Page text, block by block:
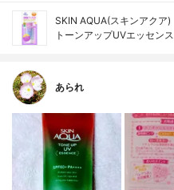
SKIN AQUA(スキンアクア)
トーンアップUVエッセンス
あられ